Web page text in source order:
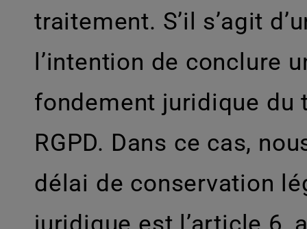
traitement. S’il s’agit
l’intention de conclure
fondement juridique du
RGPD. Dans ce cas,
délai de conservation